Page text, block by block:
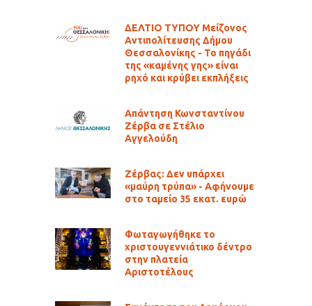
ΔΕΛΤΙΟ ΤΥΠΟΥ Μείζονος
Αντιπολίτευσης Δήμου
Θεσσαλονίκης - Το πηγάδι
της «καμένης γης» είναι
ρηχό και κρύβει εκπλήξεις
Απάντηση Κωνσταντίνου
Ζέρβα σε Στέλιο
Αγγελούδη
Ζέρβας: Δεν υπάρχει
«μαύρη τρύπα» - Αφήνουμε
στο ταμείο 35 εκατ. ευρώ
Φωταγωγήθηκε το
χριστουγεννιάτικο δέντρο
στην πλατεία
Αριστοτέλους